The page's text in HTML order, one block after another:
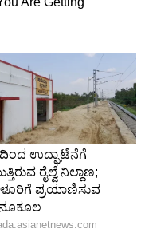
ಮತ್ತು ತಾಯ್ತನವನ್ನು
ಮೆಲೋನಿ ಹಲವಾರು